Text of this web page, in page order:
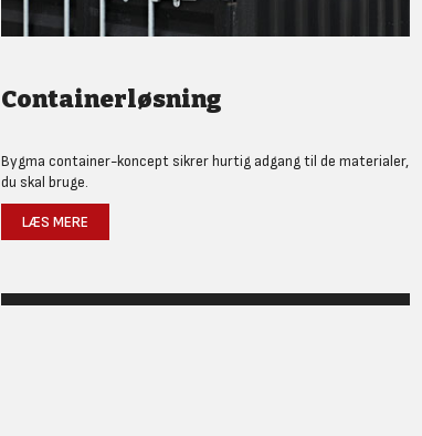
Containerløsning
Bygma container-koncept sikrer hurtig adgang til de materialer,
du skal bruge.
LÆS MERE